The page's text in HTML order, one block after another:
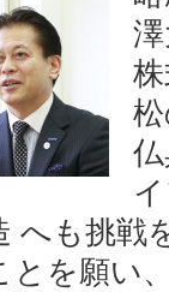
へも挑戦
とを願い